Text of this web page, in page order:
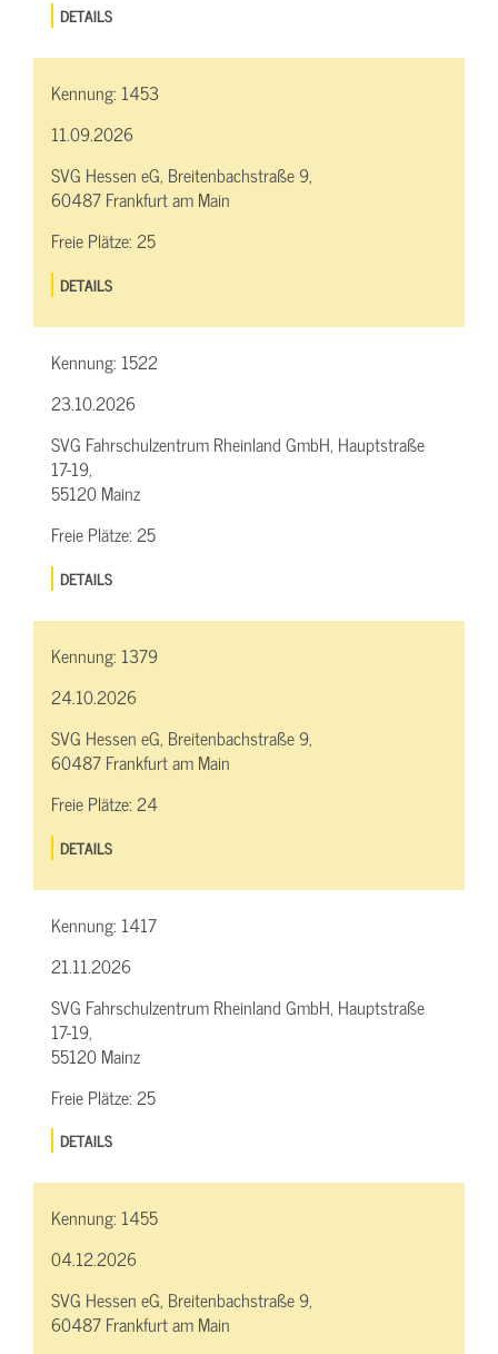
DETAILS
Kennung: 1453
11.09.2026
SVG Hessen eG, Breitenbachstraße 9,
60487 Frankfurt am Main
Freie Plätze:25
DETAILS
Kennung: 1522
23.10.2026
SVG Fahrschulzentrum Rheinland GmbH, Hauptstraße
17-19,
55120 Mainz
Freie Plätze:25
DETAILS
Kennung: 1379
24.10.2026
SVG Hessen eG, Breitenbachstraße 9,
60487 Frankfurt am Main
Freie Plätze:24
DETAILS
Kennung: 1417
21.11.2026
SVG Fahrschulzentrum Rheinland GmbH, Hauptstraße
17-19,
55120 Mainz
Freie Plätze:25
DETAILS
Kennung: 1455
04.12.2026
SVG Hessen eG, Breitenbachstraße 9,
60487 Frankfurt am Main